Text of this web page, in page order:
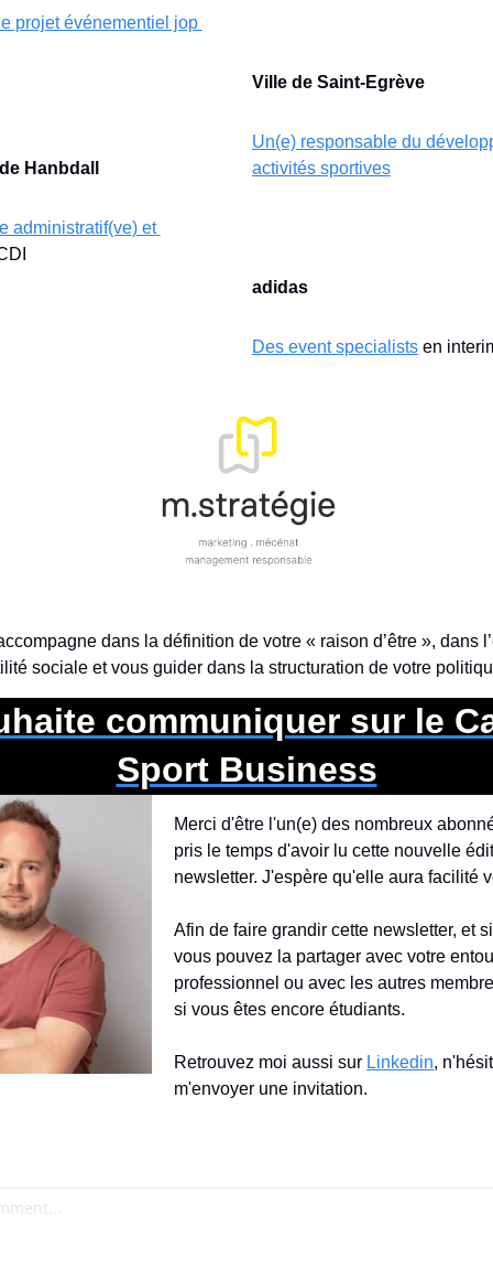
projet événementiel jop
Hanbdall
administratif(ve) et
Ville de Saint-Egrève
Un(e) responsable du
activités sportives
adidas
Des event specialists en
dans la définition de votre « raison d’être », dans
sociale et vous guider dans la structuration de votre
communiquer sur le
Sport Business
Merci d'être l'un(e) des nombreux
pris le temps d'avoir lu cette nouvelle
newsletter. J'espère qu'elle aura facilité
Afin de faire grandir cette newsletter, et
vous pouvez la partager avec votre
professionnel ou avec les autres
si vous êtes encore étudiants.
Retrouvez moi aussi sur Linkedin,
m'envoyer une invitation.